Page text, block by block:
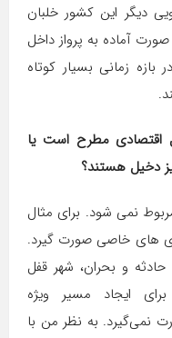
دیگر این کشور خلبان
آماده به پرواز داخل
زمانی بسیار کوتاه
اقتصادی مطرح است یا
دخیل هستند؟
نمی شود. برای مثال
های خاصی صورت گیرد.
حادثه و بحران، شهر قفل
ایجاد مسیر ویژه
نمی‌گیرد. به نظر من با